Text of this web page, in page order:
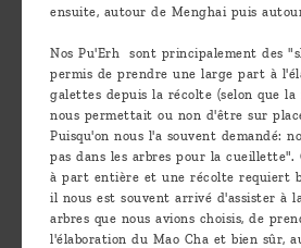
ensuite, autour de Menghai puis
Nos Pu'Erh sont principalement des
permis de prendre une large part à
galettes depuis la récolte (selon que la
nous permettait ou non d'être sur
Puisqu'on nous l'a souvent demandé:
pas dans les arbres pour la cueillette".
à part entière et une récolte requiert
il nous est souvent arrivé d'assister à
arbres que nous avions choisis, de
l'élaboration du Mao Cha et bien sûr,